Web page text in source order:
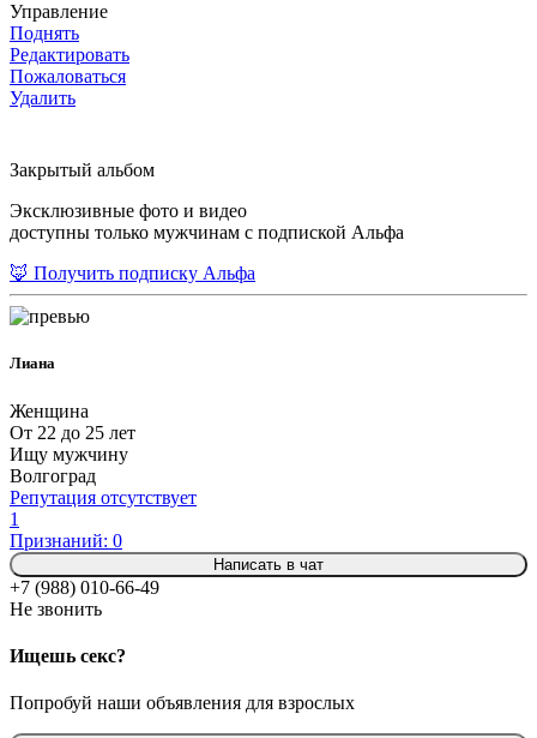
Управление
Поднять
Редактировать
Пожаловаться
Удалить
Закрытый альбом
Эксклюзивные фото и видео
доступны только мужчинам с подпиской Альфа
🦊 Получить подписку Альфа
Лиана
Женщина
От 22 до 25 лет
Ищу мужчину
Волгоград
Репутация отсутствует
1
Признаний: 0
Написать в чат
+7 (988) 010-66-49
Не звонить
Ищешь секс?
Попробуй наши объявления для взрослых